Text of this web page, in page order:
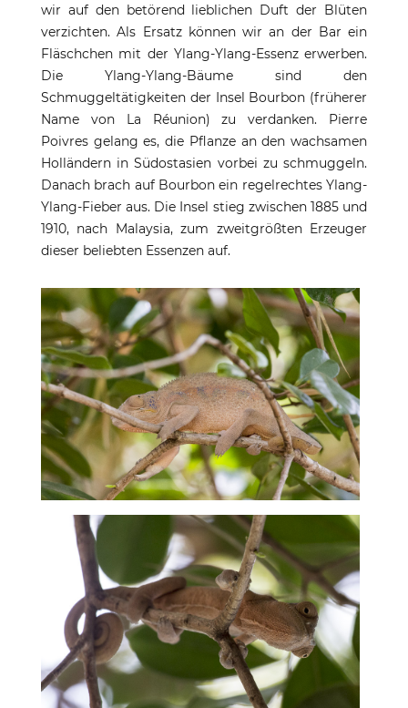
wir auf den betörend lieblichen Duft der Blüten
verzichten. Als Ersatz können wir an der Bar ein
Fläschchen mit der Ylang-Ylang-Essenz erwerben.
Die Ylang-Ylang-Bäume sind den
Schmuggeltätigkeiten der Insel Bourbon (früherer
Name von La Réunion) zu verdanken. Pierre
Poivres gelang es, die Pflanze an den wachsamen
Holländern in Südostasien vorbei zu schmuggeln.
Danach brach auf Bourbon ein regelrechtes Ylang-
Ylang-Fieber aus. Die Insel stieg zwischen 1885 und
1910, nach Malaysia, zum zweitgrößten Erzeuger
dieser beliebten Essenzen auf.